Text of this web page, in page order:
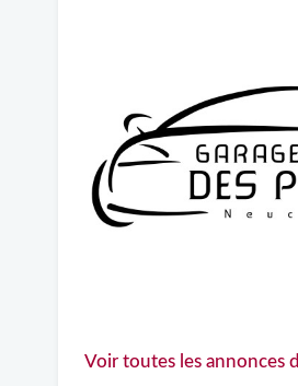
Voir toutes les annonces